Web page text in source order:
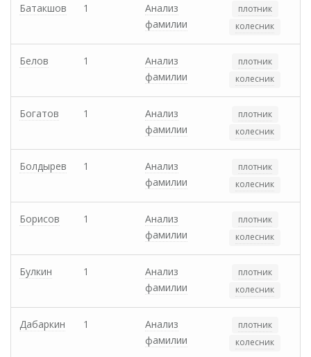
Батакшов 1
Анализ
фамилии
плотник
колесник
Белов 1
Анализ
фамилии
плотник
колесник
Богатов 1
Анализ
фамилии
плотник
колесник
Болдырев 1
Анализ
фамилии
плотник
колесник
Борисов 1
Анализ
фамилии
плотник
колесник
Булкин 1
Анализ
фамилии
плотник
колесник
Дабаркин 1
Анализ
фамилии
плотник
колесник